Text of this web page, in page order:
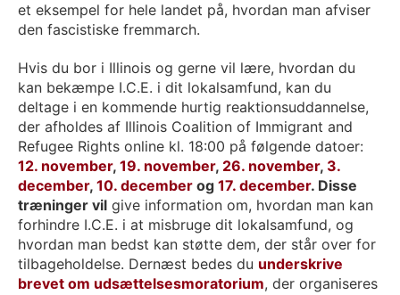
et eksempel for hele landet på, hvordan man afviser
den fascistiske fremmarch.
Hvis du bor i Illinois og gerne vil lære, hvordan du
kan bekæmpe I.C.E. i dit lokalsamfund, kan du
deltage i en kommende hurtig reaktionsuddannelse,
der afholdes af Illinois Coalition of Immigrant and
Refugee Rights online kl. 18:00 på følgende datoer:
12. november, 19. november, 26. november, 3.
december, 10. december og 17. december. Disse
træninger vil give information om, hvordan man kan
forhindre I.C.E. i at misbruge dit lokalsamfund, og
hvordan man bedst kan støtte dem, der står over for
tilbageholdelse. Dernæst bedes du underskrive
brevet om udsættelsesmoratorium, der organiseres